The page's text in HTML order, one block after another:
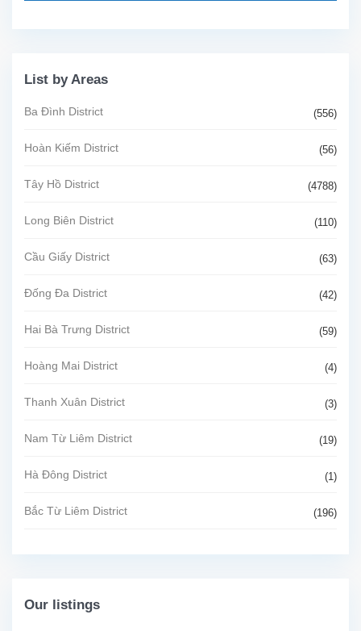
List by Areas
Ba Đình District (556)
Hoàn Kiếm District (56)
Tây Hồ District (4788)
Long Biên District (110)
Cầu Giấy District (63)
Đống Đa District (42)
Hai Bà Trưng District (59)
Hoàng Mai District (4)
Thanh Xuân District (3)
Nam Từ Liêm District (19)
Hà Đông District (1)
Bắc Từ Liêm District (196)
Our listings